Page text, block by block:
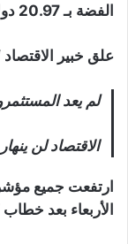
الفضة بـ 20.97 دولار للأونصة.
علق خبير
لم يعد
الاقتصاد لن
ارتفعت جميع
الأربعاء بعد خطاب